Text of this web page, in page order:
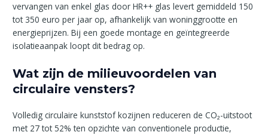
vervangen van enkel glas door HR++ glas levert gemiddeld 150
tot 350 euro per jaar op, afhankelijk van woninggrootte en
energieprijzen. Bij een goede montage en geïntegreerde
isolatieaanpak loopt dit bedrag op.
Wat zijn de milieuvoordelen van
circulaire vensters?
Volledig circulaire kunststof kozijnen reduceren de CO₂-uitstoot
met 27 tot 52% ten opzichte van conventionele productie,